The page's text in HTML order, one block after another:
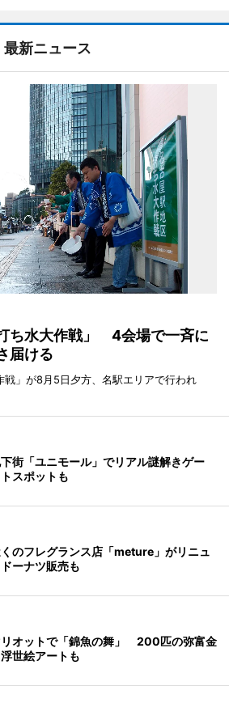
最新ニュース
ち水大作戦」 4会場で一斉に
届ける
戦」が8月5日夕方、名駅エリアで行われ
街「ユニモール」でリアル謎解きゲー
スポットも
のフレグランス店「meture」がリニュ
ーナツ販売も
オットで「錦魚の舞」 200匹の弥富金
世絵アートも